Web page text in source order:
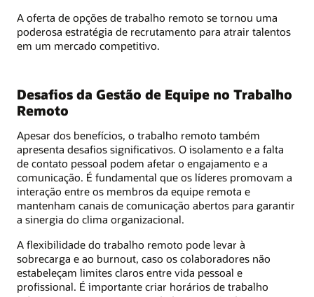
A oferta de opções de trabalho remoto se tornou uma
poderosa estratégia de recrutamento para atrair talentos
em um mercado competitivo.
Desafios da Gestão de Equipe no Trabalho
Remoto
Apesar dos benefícios, o trabalho remoto também
apresenta desafios significativos. O isolamento e a falta
de contato pessoal podem afetar o engajamento e a
comunicação. É fundamental que os líderes promovam a
interação entre os membros da equipe remota e
mantenham canais de comunicação abertos para garantir
a sinergia do clima organizacional.
A flexibilidade do trabalho remoto pode levar à
sobrecarga e ao burnout, caso os colaboradores não
estabeleçam limites claros entre vida pessoal e
profissional. É importante criar horários de trabalho